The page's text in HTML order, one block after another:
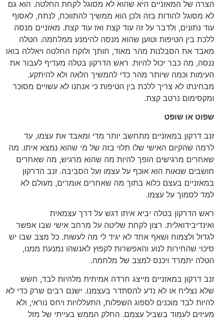
הצרה של המאזניים היא שהוא לא מסוגל לקחת החלטה. הוא גם
לא מסוגל להודות בזה ולכן הוא ממשיך להתווכח, לנתח, לאסוף
עוד נתונים, ולדבר על זה עוד קצת ואז עוד קצת. מאזניים מנסה
ללכת בין הטיפות וטוען שהוא מנסה להימנע ממלחמה. הטלה
מאבד את הסבלנות מהר מאוד, חותך ולוקח החלטה ויאללה בואו
ננסה, מה כבר יכול להיות. ראש הדרקון בטלה מעדיף לעבור את
העימות וכמה שיותר מהר כדי להמשיך הלאה ולא להיתקע.
מבחינתו לא צריך ללכת בין הטיפות כי אנחנו לא עשויים מסוכר
ומקסימום נרטב קצת.
שפוט או שופט
זנב דרקון במאזניים מתחשב יותר מדי ומאבד את עצמו, עד
לרמה שהקיום האישי שלו תלוי בזה של מי שהוא נמצא איתו. מה
שאחרים מרגישים הופך להיות מה שהוא מרגיש, מה שאחרים
חושבים שנאות הוא אוכף על עצמו ועל הסביבה. זנב הדרקון
במאזניים בעצם כלוא בתוך מה שאחרים אומרים, מעולם לא
למד לסמוך על עצמו.
ראש הדרקון בטלה יביא איתו דגש על דרך עצמאית
ואינדיבידואלית. רצון לקחת שליטה על מרחב אישי שבו אפשר
לגדול ולצמוח ושאף אחד לא יגיד לי מה לעשות. כל מצב שבו יש
סיכוי שהחירות לנוע והאפשרות לקפוץ לאנשהו נמנעת ממנו,
הטלה יתמרד ויכנס למצב של מלחמה.
זנב דרקון במאזניים מייצג חרדה אמיתית מלהיות לבד, חשש
שלא נצליח או לא נדע להסתדר בעצמנו. ישנם רבים שרק כדי לא
להיות לבד מוכנים לספוג השפלות, התעללויות ויחס נוראי, ולא
מעיזים לעמוד בשביל עצמם. החלק הממש בעייתי של מזל